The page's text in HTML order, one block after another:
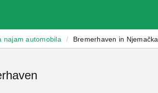
najam automobila / Bremerhaven in Njemačka